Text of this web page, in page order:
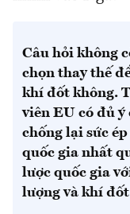
Câu hỏi không
chọn thay thế
khí đốt không.
viên EU có đủ
chống lại sức
quốc gia nhất
lược quốc gia
lượng và khí